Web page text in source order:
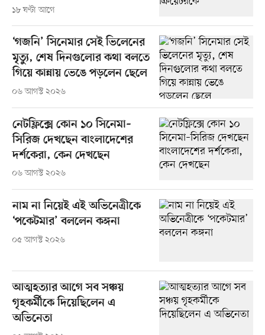
১৮ ঘণ্টা আগে
‘গজনি’ সিনেমার সেই ভিলেনের
মৃত্যু, শেষ দিনগুলোর কথা বলতে
গিয়ে কান্নায় ভেঙে পড়লেন ছেলে
০৬ আগস্ট ২০২৬
নেটফ্লিক্সে কোন ১০ সিনেমা–
সিরিজ দেখছেন বাংলাদেশের
দর্শকেরা, কেন দেখছেন
০৬ আগস্ট ২০২৬
নাম না নিয়েই এই অভিনেত্রীকে
‘পকেটমার’ বললেন কঙ্গনা
০৫ আগস্ট ২০২৬
আত্মহত্যার আগে সব সঞ্চয়
গৃহকর্মীকে দিয়েছিলেন এ
অভিনেতা